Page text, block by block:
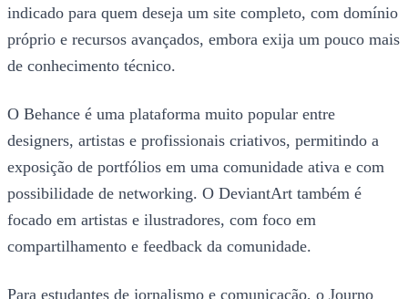
indicado para quem deseja um site completo, com domínio
próprio e recursos avançados, embora exija um pouco mais
de conhecimento técnico.
O Behance é uma plataforma muito popular entre
designers, artistas e profissionais criativos, permitindo a
exposição de portfólios em uma comunidade ativa e com
possibilidade de networking. O DeviantArt também é
focado em artistas e ilustradores, com foco em
compartilhamento e feedback da comunidade.
Para estudantes de jornalismo e comunicação, o Journo